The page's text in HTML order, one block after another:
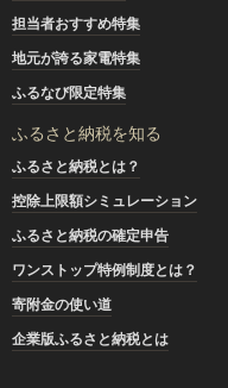
担当者おすすめ特集
地元が誇る家電特集
ふるなび限定特集
ふるさと納税を知る
ふるさと納税とは？
控除上限額シミュレーション
ふるさと納税の確定申告
ワンストップ特例制度とは？
寄附金の使い道
企業版ふるさと納税とは